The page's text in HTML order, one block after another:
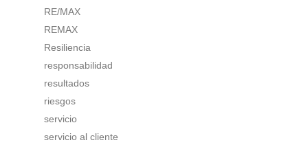
RE/MAX
REMAX
Resiliencia
responsabilidad
resultados
riesgos
servicio
servicio al cliente